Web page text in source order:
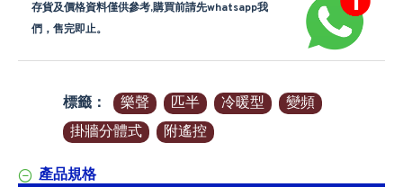
存貨及價格資料僅供參考,購買前請先whatsapp我
們，售完即止。
標籤： 樂聲 匹半 冷暖型
變頻
掛牆分體式
附遙控
產品規格